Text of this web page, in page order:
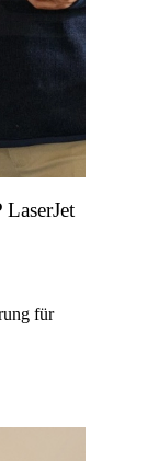
für